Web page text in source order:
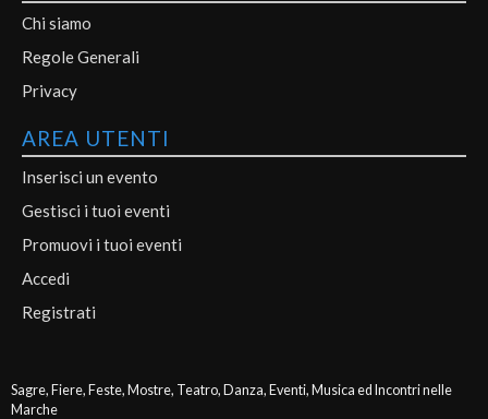
Chi siamo
Regole Generali
Privacy
AREA UTENTI
Inserisci un evento
Gestisci i tuoi eventi
Promuovi i tuoi eventi
Accedi
Registrati
Sagre, Fiere, Feste, Mostre, Teatro, Danza, Eventi, Musica ed Incontri nelle
Marche